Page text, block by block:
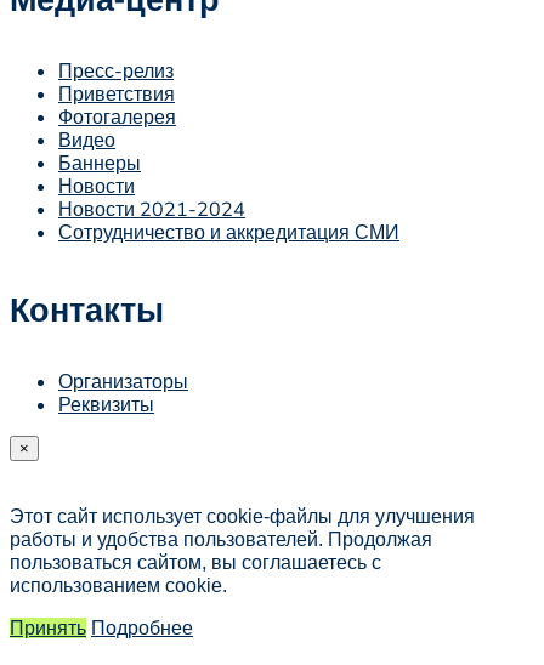
Пресс-релиз
Приветствия
Фотогалерея
Видео
Баннеры
Новости
Новости 2021-2024
Сотрудничество и аккредитация СМИ
Контакты
Организаторы
Реквизиты
×
Этот сайт использует cookie-файлы для улучшения
работы и удобства пользователей. Продолжая
пользоваться сайтом, вы соглашаетесь с
использованием cookie.
Принять Подробнее